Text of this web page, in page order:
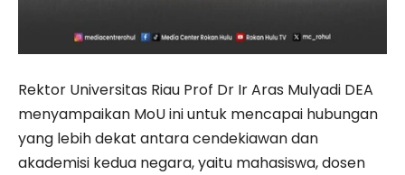
Rektor Universitas Riau Prof Dr Ir Aras Mulyadi DEA
menyampaikan MoU ini untuk mencapai hubungan
yang lebih dekat antara cendekiawan dan
akademisi kedua negara, yaitu mahasiswa, dosen